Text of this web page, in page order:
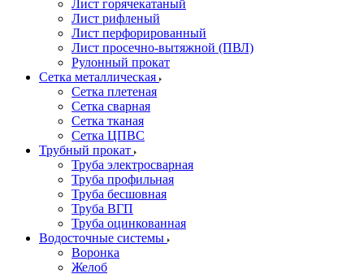
Лист горячекатаный
Лист рифленый
Лист перфорированный
Лист просечно-вытяжной (ПВЛ)
Рулонный прокат
Сетка металлическая
Сетка плетеная
Сетка сварная
Сетка тканая
Сетка ЦПВС
Трубный прокат
Труба электросварная
Труба профильная
Труба бесшовная
Труба ВГП
Труба оцинкованная
Водосточные системы
Воронка
Желоб